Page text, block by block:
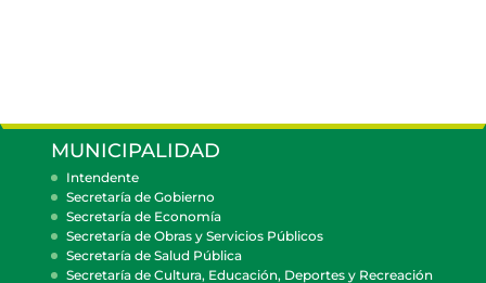
MUNICIPALIDAD
Intendente
Secretaría de Gobierno
Secretaría de Economía
Secretaría de Obras y Servicios Públicos
Secretaría de Salud Pública
Secretaría de Cultura, Educación, Deportes y Recreación